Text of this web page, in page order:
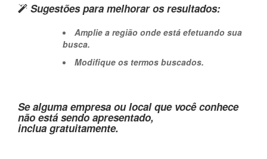
Sugestões para melhorar os resultados:
Amplie a região onde está efetuando sua
busca.
Modifique os termos buscados.
Se alguma empresa ou local que você conhece
não está sendo apresentado,
inclua gratuitamente.